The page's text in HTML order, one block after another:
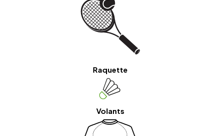
Raquette
Volants